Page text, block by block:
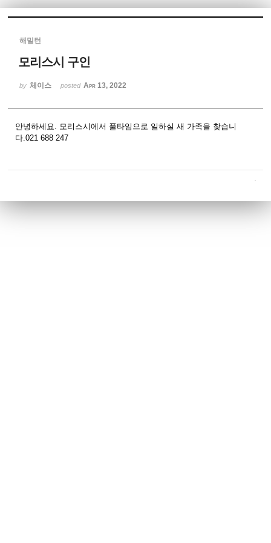
해밀턴
모리스시 구인
by 체이스 posted Apr 13, 2022
안녕하세요. 모리스시에서 풀타임으로 일하실 새 가족을 찾습니
다.021 688 247
Sketchbook5, 스케치북5
Sketchbook5, 스케치북5